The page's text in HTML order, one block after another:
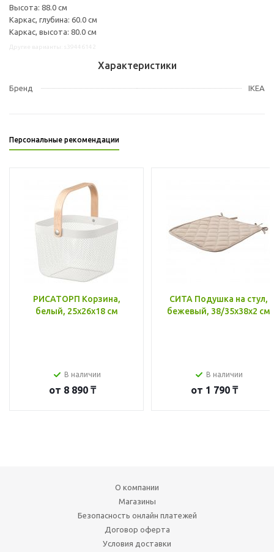
Высота: 88.0 см
Каркас, глубина: 60.0 см
Каркас, высота: 80.0 см
Характеристики
Бренд IKEA
Персональные рекомендации
РИСАТОРП Корзина,
белый, 25x26x18 см
В наличии
от 8 890 ₸
СИТА Подушка на стул,
бежевый, 38/35x38x2 см
В наличии
от 1 790 ₸
О компании
Магазины
Безопасность онлайн платежей
Договор оферта
Условия доставки